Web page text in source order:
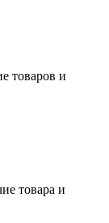
товаров и
товара и